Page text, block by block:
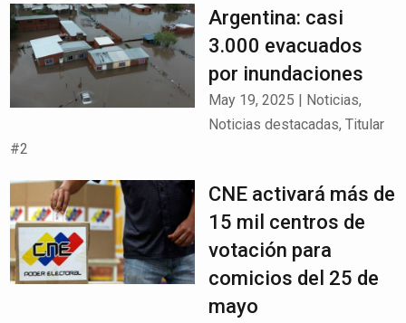
Argentina: casi
3.000 evacuados
por inundaciones
May 19, 2025 | Noticias,
Noticias destacadas,Titular
#2
CNE activará más de
15 mil centros de
votación para
comicios del 25 de
mayo